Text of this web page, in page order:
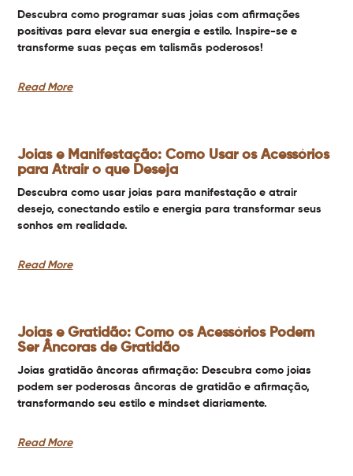
Descubra como programar suas joias com afirmações
positivas para elevar sua energia e estilo. Inspire-se e
transforme suas peças em talismãs poderosos!
Read More
Joias e Manifestação: Como Usar os Acessórios
para Atrair o que Deseja
Descubra como usar joias para manifestação e atrair
desejo, conectando estilo e energia para transformar seus
sonhos em realidade.
Read More
Joias e Gratidão: Como os Acessórios Podem
Ser Âncoras de Gratidão
Joias gratidão âncoras afirmação: Descubra como joias
podem ser poderosas âncoras de gratidão e afirmação,
transformando seu estilo e mindset diariamente.
Read More